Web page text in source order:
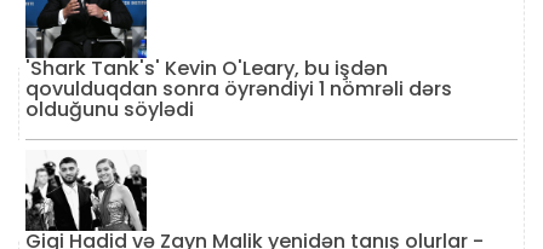
'Shark Tank's' Kevin O'Leary, bu işdən
qovulduqdan sonra öyrəndiyi 1 nömrəli dərs
olduğunu söylədi
Gigi Hadid və Zayn Malik yenidən tanış olurlar -